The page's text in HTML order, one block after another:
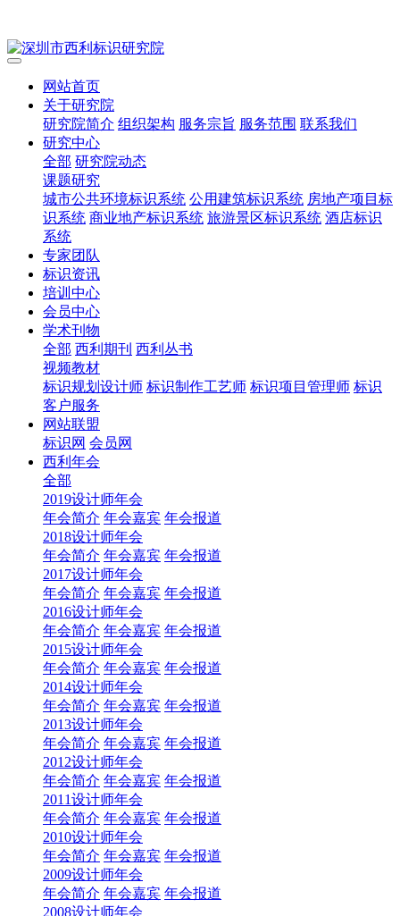
网站首页
关于研究院
研究院简介 组织架构 服务宗旨 服务范围 联系我们
研究中心
全部 研究院动态
课题研究
城市公共环境标识系统 公用建筑标识系统 房地产项目标
识系统 商业地产标识系统 旅游景区标识系统 酒店标识
系统
专家团队
标识资讯
培训中心
会员中心
学术刊物
全部 西利期刊 西利丛书
视频教材
标识规划设计师 标识制作工艺师 标识项目管理师 标识
客户服务
网站联盟
标识网 会员网
西利年会
全部
2019设计师年会
年会简介 年会嘉宾 年会报道
2018设计师年会
年会简介 年会嘉宾 年会报道
2017设计师年会
年会简介 年会嘉宾 年会报道
2016设计师年会
年会简介 年会嘉宾 年会报道
2015设计师年会
年会简介 年会嘉宾 年会报道
2014设计师年会
年会简介 年会嘉宾 年会报道
2013设计师年会
年会简介 年会嘉宾 年会报道
2012设计师年会
年会简介 年会嘉宾 年会报道
2011设计师年会
年会简介 年会嘉宾 年会报道
2010设计师年会
年会简介 年会嘉宾 年会报道
2009设计师年会
年会简介 年会嘉宾 年会报道
2008设计师年会